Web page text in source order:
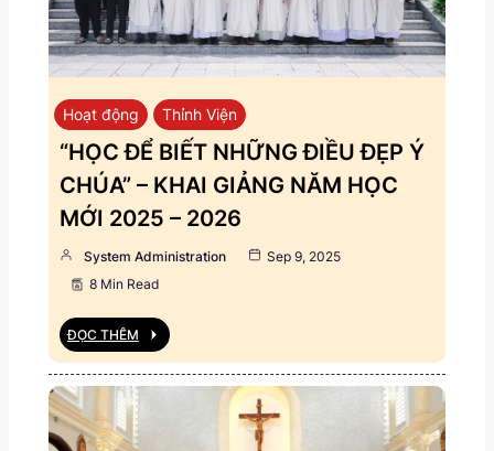
Hoạt động Thỉnh Viện
“HỌC ĐỂ BIẾT NHỮNG ĐIỀU ĐẸP Ý
CHÚA” – KHAI GIẢNG NĂM HỌC
MỚI 2025 – 2026
System Administration
Sep 9, 2025
8 Min Read
ĐỌC THÊM